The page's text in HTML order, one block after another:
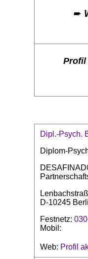
➨
Profil
Dipl.-Psych.
Diplom-
D-10245
Festnetz:
Mobil:
Web: Profil